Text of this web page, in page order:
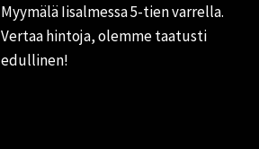
Myymälä Iisalmessa 5-tien varrella.
Vertaa hintoja, olemme taatusti
edullinen!